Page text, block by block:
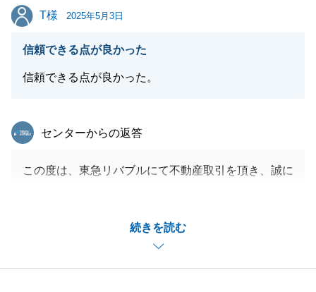
T様
T様 2025年5月3日
信頼できる点が良かった
信頼できる点が良かった。
続きを読む
東急リバブル
センターからの返答
この度は、東急リバブルにて不動産取引を頂き、誠に
お取引もスムーズかつ無事にお取引が完了出来ました
事、重ねて御礼申し上げます。
また私共でお手伝い出来る機会がございましたら、是